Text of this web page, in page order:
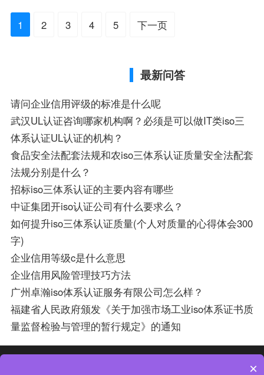
iso体系认证知识，详情可查看下方正文！
1 2 3 4 5 下一页
最新问答
请问企业信用评级的标准是什么呢
武汉UL认证咨询哪家机构啊？必须是可以做IT类iso三
体系认证UL认证的机构？
食品安全法配套法规和农iso三体系认证质量安全法配套
法规分别是什么？
招标iso三体系认证的主要内容有哪些
中证集团开iso认证公司有什么要求么？
如何提升iso三体系认证质量(个人对质量的心得体会300
字)
企业信用等级c是什么意思
企业信用风险管理技巧方法
广州卓瀚iso体系认证服务有限公司怎么样？
福建省人民政府颁发《关于加强市场工业iso体系证书质
量监督检验与管理的暂行规定》的通知
×